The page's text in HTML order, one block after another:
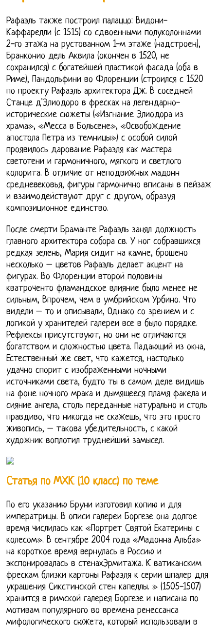
Рафаэль также построил палаццо: Видони-
Каффарелли (с 1515) со сдвоенными полуколоннами
2-го этажа на рустованном 1-м этаже (надстроен),
Бранконио дель Аквила (окончен в 1520, не
сохранился) с богатейшей пластикой фасада (оба в
Риме), Пандольфини во Флоренции (строился с 1520
по проекту Рафаэль архитектора Дж. В соседней
Станце д'Элиодоро в фресках на легендарно-
исторические сюжеты («Изгнание Элиодора из
храма», «Месса в Больсене», «Освобождение
апостола Петра из темницы») с особой силой
проявилось дарование Рафаэля как мастера
светотени и гармоничного, мягкого и светлого
колорита. В отличие от неподвижных мадонн
средневековья, фигуры гармонично вписаны в пейзаж
и взаимодействуют друг с другом, образуя
композиционное единство.
После смерти Браманте Рафаэль занял должность
главного архитектора собора св. У ног собравшихся
редкая зелень, Мария сидит на камне, брошено
несколько – цветов Рафаэль делает акцент на
фигурах. Во Флоренции второй половины
кватроченто фламандское влияние было менее не
сильным, Впрочем, чем в умбрийском Урбино. Что
видели – то и описывали, Однако со зрением и с
логикой у хранителей галереи все в было порядке.
Рефлексы присутствуют, но они не отличаются
богатством и сложностью цвета. Падающий из окна,
Естественный же свет, что кажется, настолько
удачно спорит с изображенными ночными
источниками света, будто ты в самом деле видишь
на фоне ночного мрака и дымящееся пламя факела и
сияние ангела, столь переданные натурально и столь
правдиво, что никогда не скажешь, что это просто
живопись, – такова убедительность, с какой
художник воплотил труднейший замысел.
Статья по МХК (10 класс) по теме
По его указанию Бруни изготовил копию и для
императрицы. В описи галереи Боргезе она долгое
время числилась как «Портрет Святой Екатерины с
колесом». В сентябре 2004 года «Мадонна Альба»
на короткое время вернулась в Россию и
экспонировалась в стенахЭрмитажа. К ватиканским
фрескам близки картоны Рафаэля к серии шпалер для
украшения Сикстинской стен капеллы. » (1505-1507)
хранится в римской галерея Боргезе и написана по
мотивам популярного во времена ренессанса
мифологического сюжета, который использовали в